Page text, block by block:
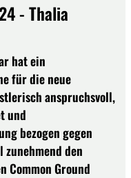
- Thalia
hat ein
für die neue
anspruchsvoll,
und
bezogen gegen
den
Common Ground